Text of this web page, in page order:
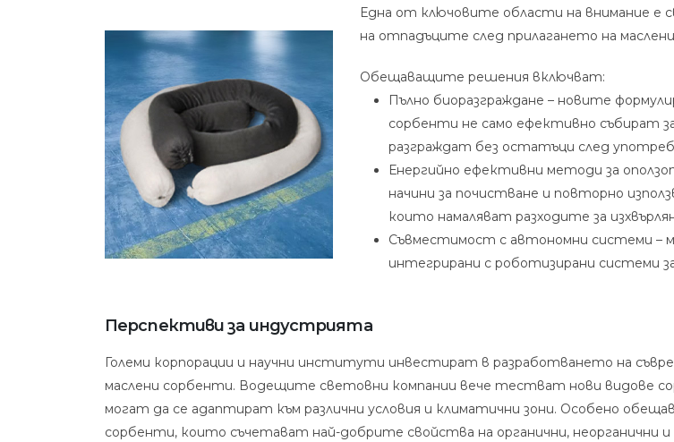
Една от ключовите области на внимание е
на отпадъците след прилагането на
Обещаващите решения включват:
Пълно биоразграждане – новите
сорбенти не само ефективно събират
разграждат без остатъци след
Енергийно ефективни методи за
начини за почистване и повторно
които намаляват разходите за
Съвместимост с автономни системи –
интегрирани с роботизирани системи
Перспективи за индустрията
Големи корпорации и научни институти инвестират в разработването на
маслени сорбенти. Водещите световни компании вече тестват нови видове
могат да се адаптират към различни условия и климатични зони. Особено
сорбенти, които съчетават най-добрите свойства на органични, неорганични